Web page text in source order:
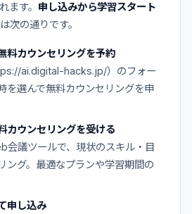
ます。 申し込みから学習スタート
は次の通りです。
料カウンセリングを予約
ai.digital-hacks.jp/）のフォー
を選んで無料カウンセリングを申
カウンセリングを受ける
会議ツールで、現状のスキル・目
ング。最適なプランや学習期間の
申し込み